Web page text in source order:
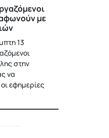
με
13
στην
να
εφημερίες